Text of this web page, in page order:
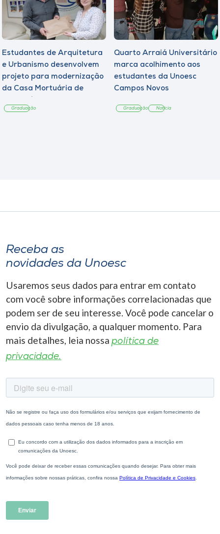
Estudantes de Arquitetura
e Urbanismo desenvolvem
projeto para modernização
da Casa Mortuária de
Graduação
Quarto Arraiá Universitário
marca acolhimento aos
estudantes da Unoesc
Campos Novos
Graduação Notícia
Receba as
novidades da Unoesc
Usaremos seus dados para entrar em contato
com você sobre informações correlacionadas que
podem ser de seu interesse. Você pode cancelar o
envio da divulgação, a qualquer momento. Para
mais detalhes, leia nossa política de
privacidade.